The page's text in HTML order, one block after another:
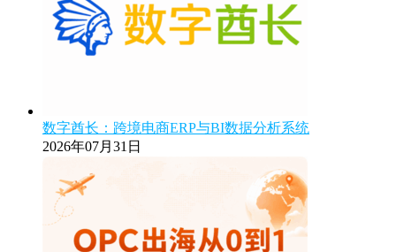
数字酋长：跨境电商ERP与BI数据分析系统
2026年07月31日